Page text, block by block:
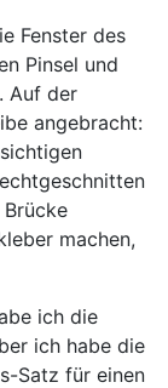
Fenster des
Pinsel und
Auf der
angebracht:
machen,
ich die
ich habe die
Satz für einen